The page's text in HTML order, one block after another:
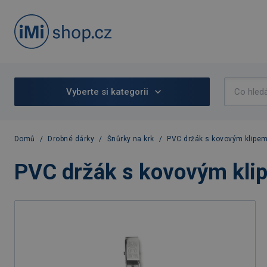
Vyberte si kategorii
Domů / Drobné dárky / Šnůrky na krk / PVC držák s kovovým
PVC držák s kovovým